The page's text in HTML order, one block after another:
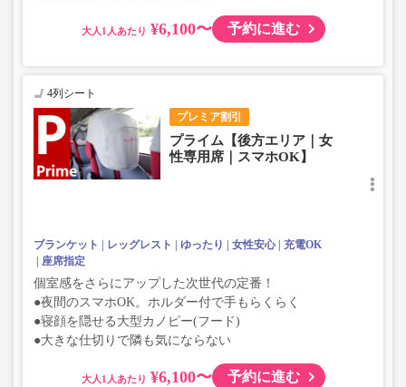
大人 ¥6,100〜 予約に進む
プレミア割引
4列シート
プライム【後方エリア｜女
性専用席｜スマホOK】
ブランケット レッグレスト ゆったり 女性安心
充電OK
座席指定
個室感をさらにアップした次世代の定番！
●夜間のスマホOK。ホルダー付で手もらくらく
●寝顔を隠せる大型カノピー(フード)
●大きな仕切りで隣も気にならない
大人 ¥6,100〜 予約に進む